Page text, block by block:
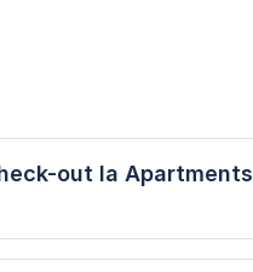
out la Apartments